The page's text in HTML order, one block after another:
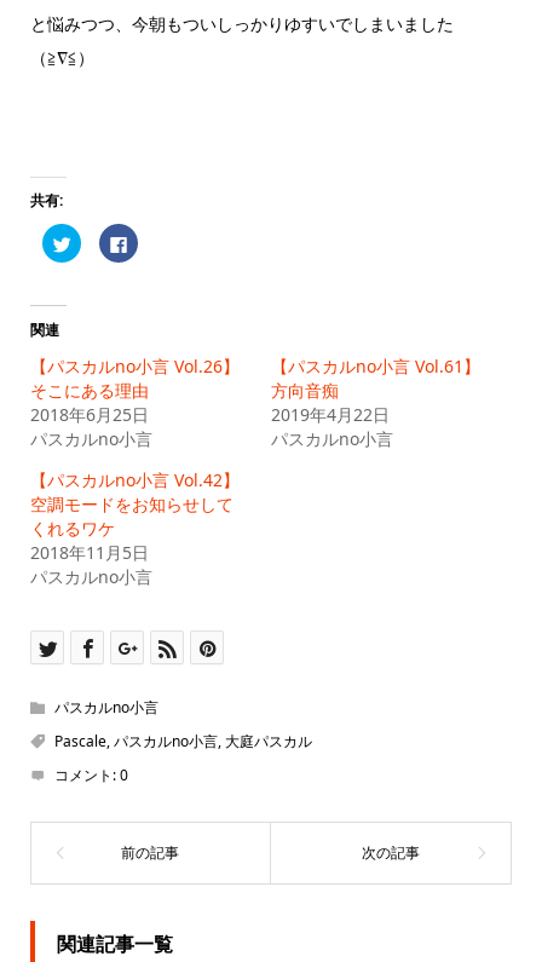
と悩みつつ、今朝もついしっかりゆすいでしまいました
（≧∇≦）
共有:
ク
リ
有
(新
し
い
ウ
ィ
ド
ウ
で
開
き
ま
す)
Facebook
で
ク
リ
ッ
ク
し
て
く
さ
い
(新
し
ウ
ィ
ン
ド
開
き
ま
関連
【パスカルno小言 Vol.26】
そこにある理由
2018年6月25日
パスカルno小言
【パスカルno小言 Vol.61】
方向音痴
2019年4月22日
パスカルno小言
【パスカルno小言 Vol.42】
空調モードをお知らせして
くれるワケ
2018年11月5日
パスカルno小言
パスカルno小言
Pascale,パスカルno小言,大庭パスカル
コメント:0
関連記事一覧